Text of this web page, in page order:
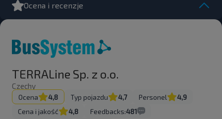
Ocena i recenzje
TERRALine Sp. z o.o.
Czechy
Ocena 4,8 Typ pojazdu 4,7 Personel
4,9
Cena i jakość
4,8 Feedbacks:481